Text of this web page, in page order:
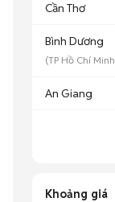
Cần Thơ
Bình Dương
(TP Hồ Chí Minh
An Giang
Khoảng giá